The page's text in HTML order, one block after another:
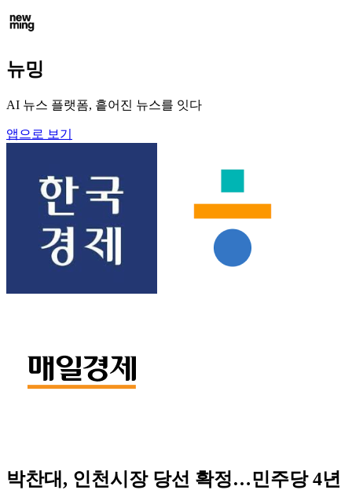
뉴밍
AI 뉴스 플랫폼, 흩어진 뉴스를 잇다
앱으로 보기
박찬대, 인천시장 당선 확정…민주당 4년